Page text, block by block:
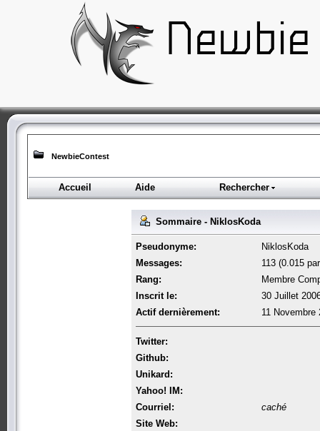
NewbieContest
Accueil Aide Rechercher
Sommaire - NiklosKoda
Pseudonyme:
NiklosKoda
Messages:
113 (0.015
Rang:
Membre
Inscrit le:
30 Juillet
Actif dernièrement:
11 Novembre
Twitter:
Github:
Unikard:
Yahoo! IM:
Courriel:
caché
Site Web: